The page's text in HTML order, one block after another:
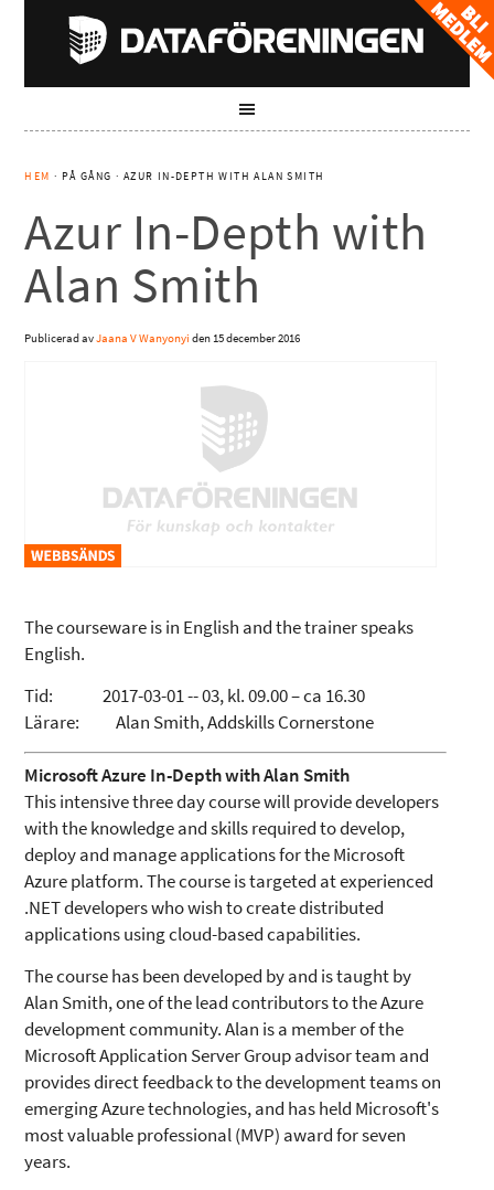
HEM · PÅ GÅNG · AZUR IN-DEPTH WITH ALAN SMITH
Azur In-Depth with
Alan Smith
Publicerad avJaana V Wanyonyi den15 december 2016
The courseware is in English and the trainer speaks
English.
Tid: 2017-03-01 -- 03, kl. 09.00 – ca 16.30
Lärare: Alan Smith, Addskills Cornerstone
Microsoft Azure In-Depth with Alan Smith
This intensive three day course will provide developers
with the knowledge and skills required to develop,
deploy and manage applications for the Microsoft
Azure platform. The course is targeted at experienced
.NET developers who wish to create distributed
applications using cloud-based capabilities.
The course has been developed by and is taught by
Alan Smith, one of the lead contributors to the Azure
development community. Alan is a member of the
Microsoft Application Server Group advisor team and
provides direct feedback to the development teams on
emerging Azure technologies, and has held Microsoft's
most valuable professional (MVP) award for seven
years.